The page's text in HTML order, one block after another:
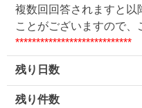
複数回回答されますと以
ことがございますので、
****************************
残り日数
残り件数